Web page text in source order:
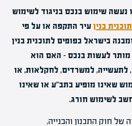
נעשה שימוש בנכס בניגוד לשימוש
תוכנית בניןעיר התקפה או על פי
בישראל כפופים לתוכנית בנין
לעשות בנכס – האם הוא
לתעשייה, למשרדים, לחקלאות, או
שאינו מופיע בתב"ע או שאינו
לשימוש חורג.
חוק התכנון והבנייה,